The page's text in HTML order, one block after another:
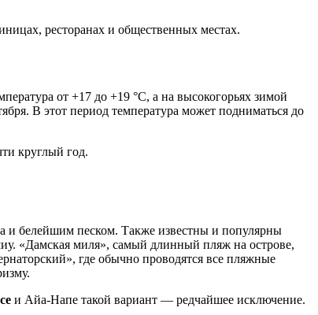
ресторанах и общественных местах.
от +17 до +19 °C, а на высокогорьях зимой
В этот период температура может подниматься до
круглый год.
и белейшим песком. Также известны и популярны
«Дамская миля», самый длинный пляж на острове,
где обычно проводятся все пляжные
и Айа-Напе такой вариант — редчайшее исключение.